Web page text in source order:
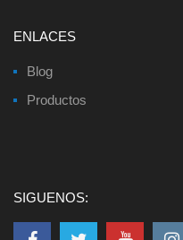
ENLACES
Blog
Productos
SIGUENOS: